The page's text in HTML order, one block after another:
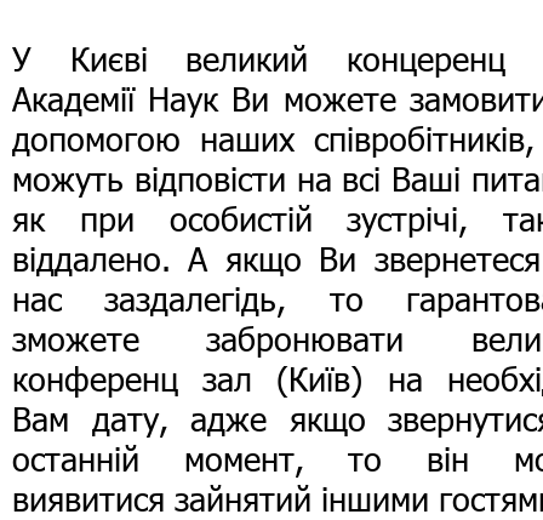
У Києві великий концеренц
Академії Наук Ви можете
допомогою наших співробітників,
можуть відповісти на всі Ваші
як при особистій зустрічі,
віддалено. А якщо Ви
нас заздалегідь, то
зможете забронювати
конференц зал (Київ) на
Вам дату, адже якщо
останній момент, то він
виявитися зайнятий іншими